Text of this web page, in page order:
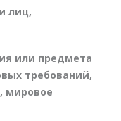
лиц,
или предмета
требований,
мировое